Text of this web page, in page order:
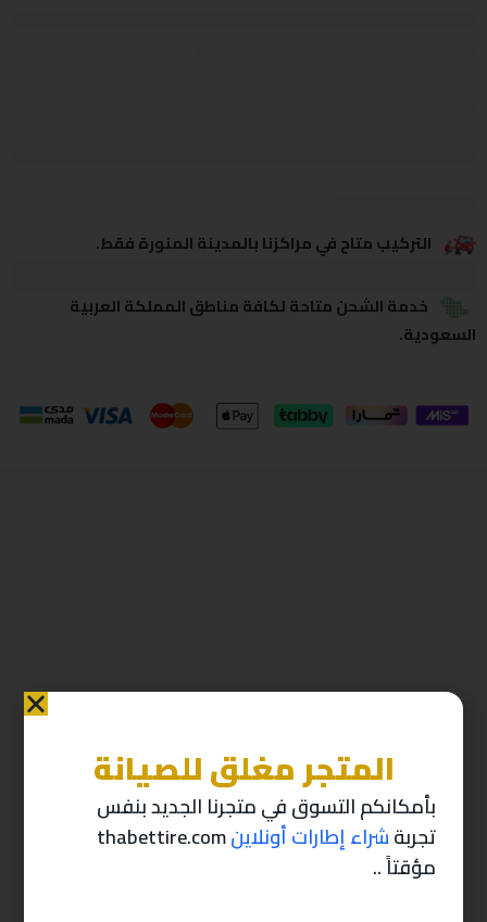
التركيب متاح في مراكزنا بالمدينة المنورة فقط.
خدمة الشحن متاحة لكافة مناطق المملكة العربية
السعودية.
منتجات ذات صله
-10%
المتجر مغلق للصيانة
بأمكانكم التسوق في متجرنا الجديد بنفس
تجربةشراء إطارات أونلاينthabettire.com
مؤقتاً ..